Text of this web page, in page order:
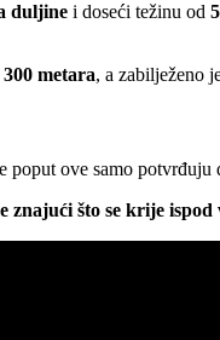
duljine i doseći težinu od
metara, a zabilježeno
ove samo potvrđuju
što se krije ispod